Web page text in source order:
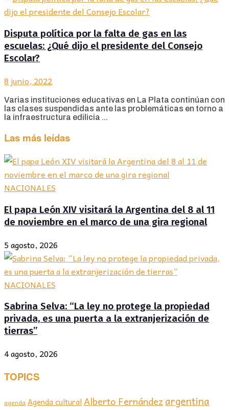
Disputa política por la falta de gas en las
escuelas: ¿Qué dijo el presidente del Consejo
Escolar?
8 junio, 2022
Varias instituciones educativas en La Plata continúan con
las clases suspendidas ante las problemáticas en torno a
la infraestructura edilicia ...
Las más leídas
NACIONALES
El papa León XIV visitará la Argentina del 8 al 11
de noviembre en el marco de una gira regional
5 agosto, 2026
NACIONALES
Sabrina Selva: “La ley no protege la propiedad
privada, es una puerta a la extranjerización de
tierras”
4 agosto, 2026
TOPICS
agenda Agenda culturalAlberto Fernández argentina